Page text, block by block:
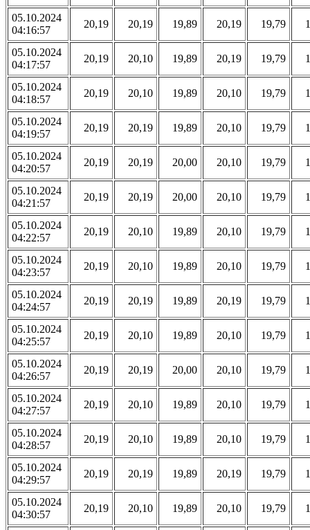
05.10.2024
04:16:57
20,19 20,19 19,89 20,19 19,79
05.10.2024
04:17:57
20,19 20,10 19,89 20,19 19,79
05.10.2024
04:18:57
20,19 20,10 19,89 20,10 19,79
05.10.2024
04:19:57
20,19 20,19 19,89 20,10 19,79
05.10.2024
04:20:57
20,19 20,19 20,00 20,10 19,79
05.10.2024
04:21:57
20,19 20,19 20,00 20,10 19,79
05.10.2024
04:22:57
20,19 20,10 19,89 20,10 19,79
05.10.2024
04:23:57
20,19 20,10 19,89 20,10 19,79
05.10.2024
04:24:57
20,19 20,19 19,89 20,19 19,79
05.10.2024
04:25:57
20,19 20,10 19,89 20,10 19,79
05.10.2024
04:26:57
20,19 20,19 20,00 20,10 19,79
05.10.2024
04:27:57
20,19 20,10 19,89 20,10 19,79
05.10.2024
04:28:57
20,19 20,10 19,89 20,10 19,79
05.10.2024
04:29:57
20,19 20,19 19,89 20,19 19,79
05.10.2024
04:30:57
20,19 20,10 19,89 20,10 19,79